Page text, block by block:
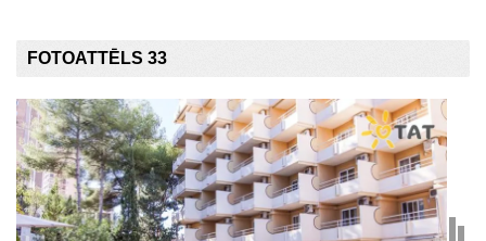
FOTOATTĒLS 33